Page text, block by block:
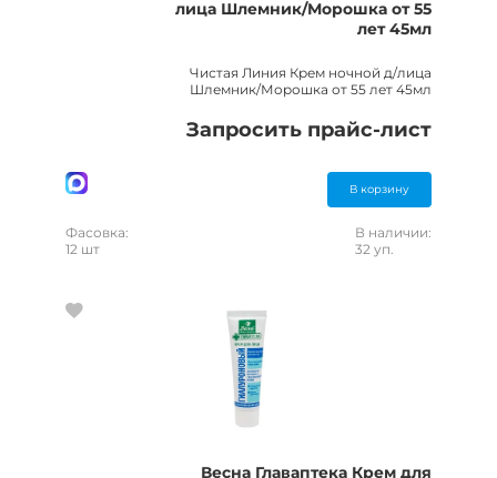
лица Шлемник/Морошка от 55
лет 45мл
Чистая Линия Крем ночной д/лица
Шлемник/Морошка от 55 лет 45мл
Запросить прайс-лист
В корзину
Фасовка:
12 шт
В наличии:
32 уп.
Весна Главаптека Крем для